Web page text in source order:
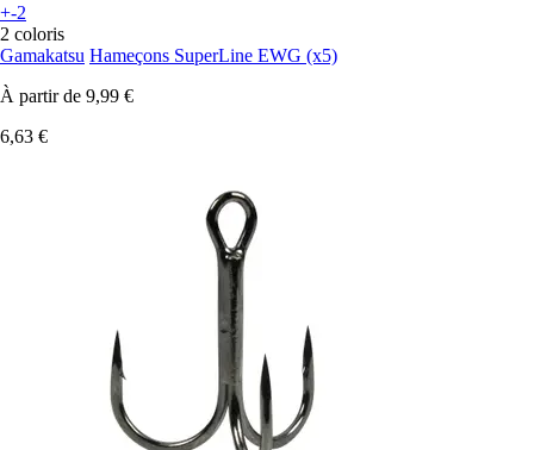
+-2
2 coloris
Gamakatsu Hameçons SuperLine EWG (x5)
À partir de 9,99 €
6,63 €